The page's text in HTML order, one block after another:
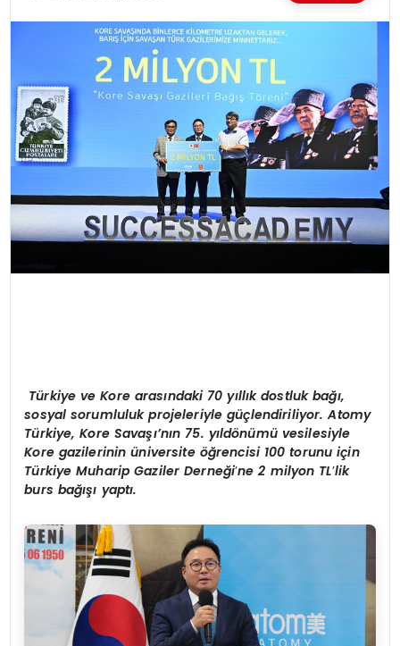
Türkiye ve Kore arasındaki 70 yıllık dostluk bağı,
sosyal sorumluluk projeleriyle güçlendiriliyor. Atomy
Türkiye, Kore Savaşı’nın 75. yıldönümü vesilesiyle
Kore gazilerinin üniversite öğrencisi 100 torunu için
Türkiye Muharip Gaziler Derneği’ne 2 milyon TL’lik
burs bağışı yaptı.